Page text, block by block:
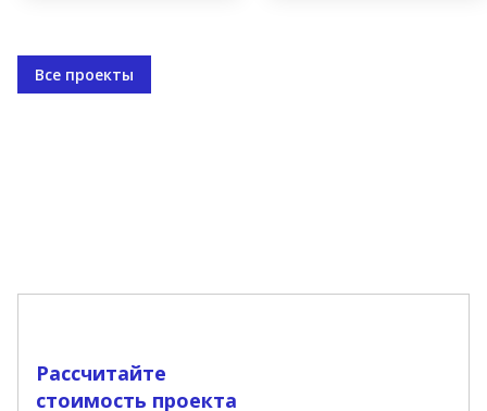
Все проекты
Рассчитайте
стоимость проекта